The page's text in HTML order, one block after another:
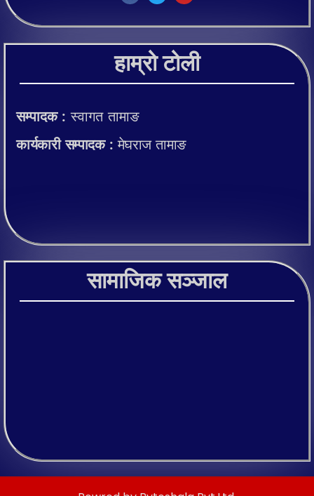
हाम्रो टोली
सम्पादक :स्वागत तामाङ
कार्यकारी सम्पादक :मेघराज तामाङ
सामाजिक सञ्जाल